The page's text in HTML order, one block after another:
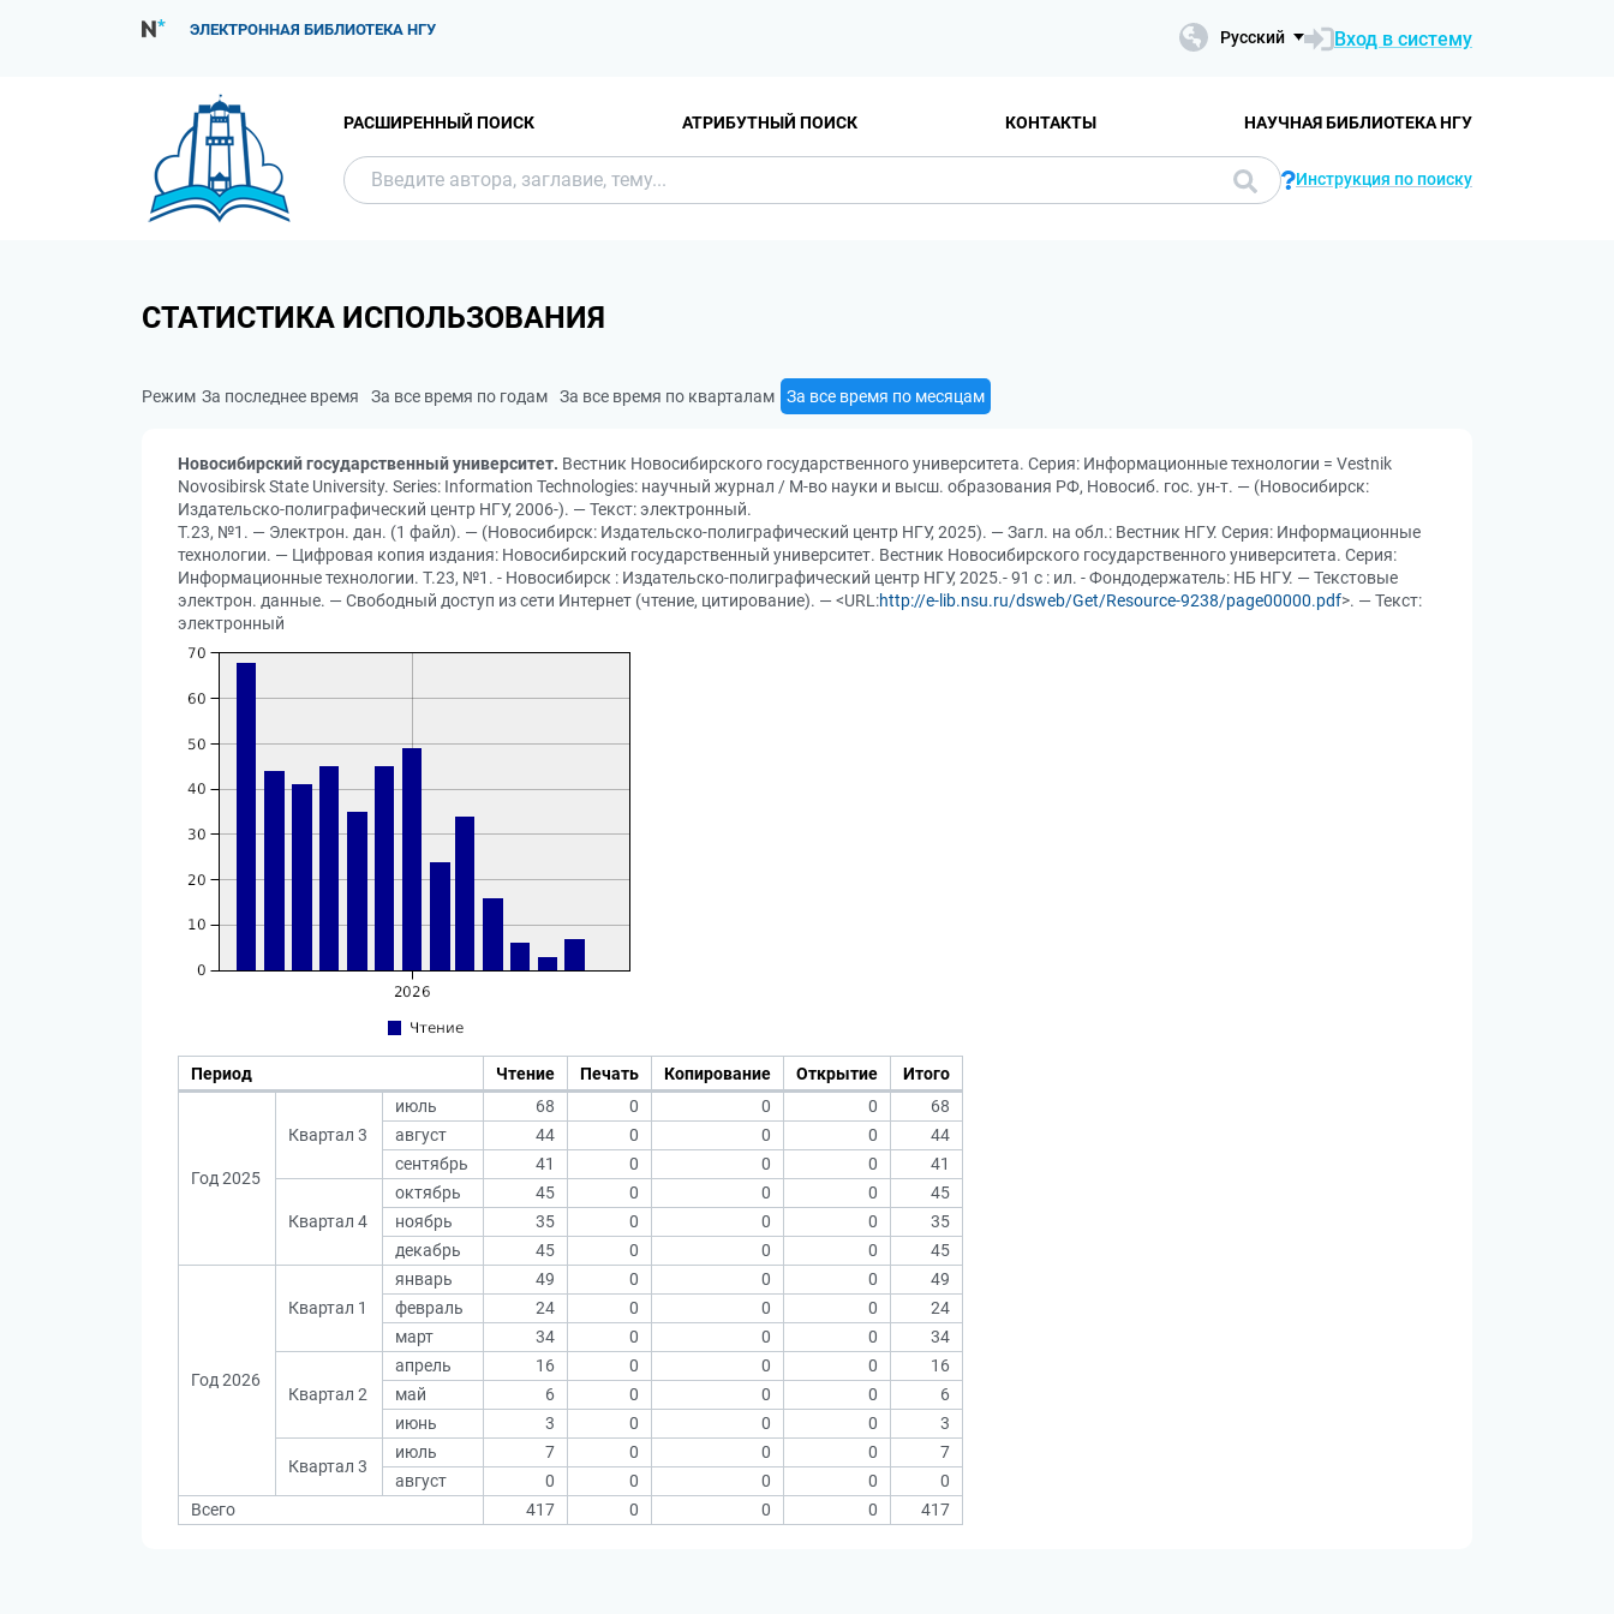
ЭЛЕКТРОННАЯ БИБЛИОТЕКА НГУ Русский Вход в систему
РАСШИРЕННЫЙ ПОИСК АТРИБУТНЫЙ ПОИСК КОНТАКТЫ НАУЧНАЯ БИБЛИОТЕКА НГУ
Инструкция по поиску
СТАТИСТИКА ИСПОЛЬЗОВАНИЯ
Режим За последнее время За все время по годам За все время по кварталам За все время по месяцам
Новосибирский государственный университет. Вестник Новосибирского государственного университета. Серия: Информационные технологии = Vestnik
Novosibirsk State University. Series: Information Technologies: научный журнал / М-во науки и высш. образования РФ, Новосиб. гос. ун-т. — (Новосибирск:
Издательско-полиграфический центр НГУ, 2006-). — Текст: электронный.
Т.23, №1. — Электрон. дан. (1 файл). — (Новосибирск: Издательско-полиграфический центр НГУ, 2025). — Загл. на обл.: Вестник НГУ. Серия: Информационные
технологии. — Цифровая копия издания: Новосибирский государственный университет. Вестник Новосибирского государственного университета. Серия:
Информационные технологии. Т.23, №1. - Новосибирск : Издательско-полиграфический центр НГУ, 2025.- 91 с : ил. - Фондодержатель: НБ НГУ. — Текстовые
электрон. данные. — Свободный доступ из сети Интернет (чтение, цитирование). — <URL:http://e-lib.nsu.ru/dsweb/Get/Resource-9238/page00000.pdf>. — Текст:
электронный
Период Чтение Печать Копирование Открытие Итого
Год 2025
Квартал 3
июль 68 0 0 0
68
август
44 0 0 0
44
сентябрь
41 0 0 0 41
Квартал 4
октябрь 45 0 0 0
45
ноябрь
35 0 0 0
35
декабрь
45 0 0 0 45
Год 2026
Квартал 1
январь 49 0 0 0
49
февраль
24 0 0 0
24
март
34 0 0 0 34
Квартал 2
апрель 16 0 0 0
16
май
6 0 0 0
6
июнь
3 0 0 0 3
Квартал 3
июль 7 0 0 0
7
август
0 0 0 0
0
Всего
417 0 0 0 417